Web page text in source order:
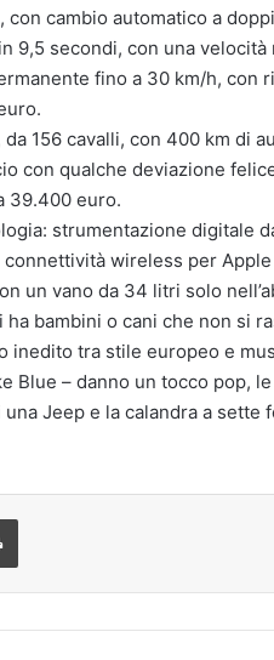
con cambio automatico a
9,5 secondi, con una
fino a 30 km/h, con
da 156 cavalli, con 400 km di
con qualche deviazione
39.400 euro.
strumentazione digitale
wireless per
un vano da 34 litri solo
bambini o cani che non si
inedito tra stile europeo e
Blue – danno un tocco pop,
Jeep e la calandra a sette